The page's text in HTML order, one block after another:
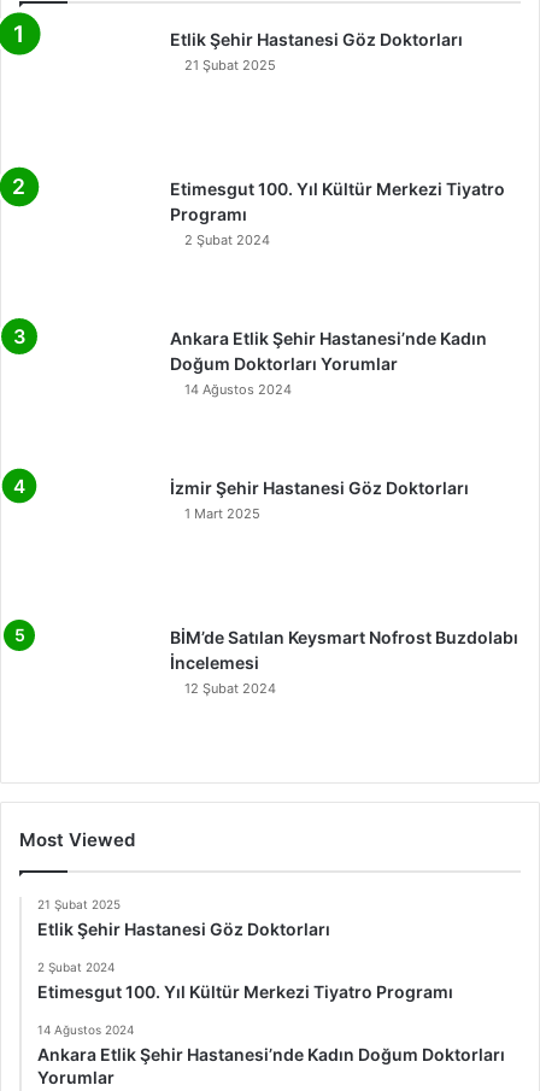
Etlik Şehir Hastanesi Göz Doktorları
21 Şubat 2025
Etimesgut 100. Yıl Kültür Merkezi Tiyatro
Programı
2 Şubat 2024
Ankara Etlik Şehir Hastanesi’nde Kadın
Doğum Doktorları Yorumlar
14 Ağustos 2024
İzmir Şehir Hastanesi Göz Doktorları
1 Mart 2025
BİM’de Satılan Keysmart Nofrost Buzdolabı
İncelemesi
12 Şubat 2024
Most Viewed
21 Şubat 2025
Etlik Şehir Hastanesi Göz Doktorları
2 Şubat 2024
Etimesgut 100. Yıl Kültür Merkezi Tiyatro Programı
14 Ağustos 2024
Ankara Etlik Şehir Hastanesi’nde Kadın Doğum Doktorları
Yorumlar